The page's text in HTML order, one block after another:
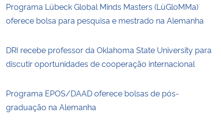
Programa Lübeck Global Minds Masters (LüGloMMa)
oferece bolsa para pesquisa e mestrado na Alemanha
DRI recebe professor da Oklahoma State University para
discutir oportunidades de cooperação internacional
Programa EPOS/DAAD oferece bolsas de pós-
graduação na Alemanha